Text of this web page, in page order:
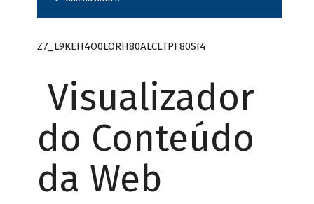
Z7_L9KEH4O0LORH80ALCLTPF80SI4
Visualizador
do Conteúdo
da Web